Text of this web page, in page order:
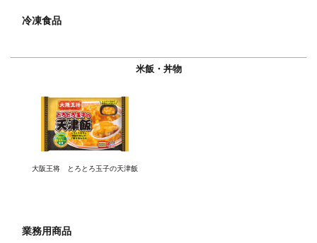
冷凍食品
米飯・丼物
大阪王将 とろとろ玉子の天津飯
業務用商品